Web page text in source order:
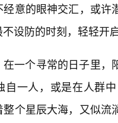
意的眼神交汇，或
设防的时刻，轻轻开
一个寻常的日子里，
自一人，或是在人群
个星辰大海，又似